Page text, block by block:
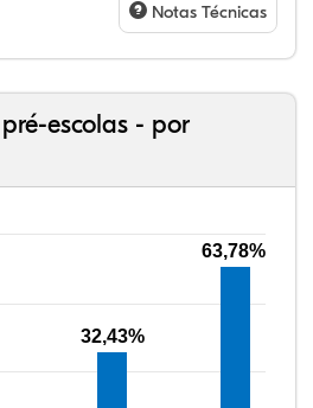
Notas Técnicas
escolas - por
32,43%
63,78%